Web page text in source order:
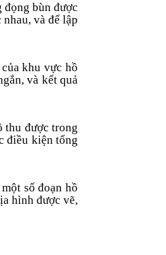
bùn được
và để lập
khu vực hồ
và kết quả
thu được trong
điều kiện tổng
số đoạn hồ
hình được vẽ,